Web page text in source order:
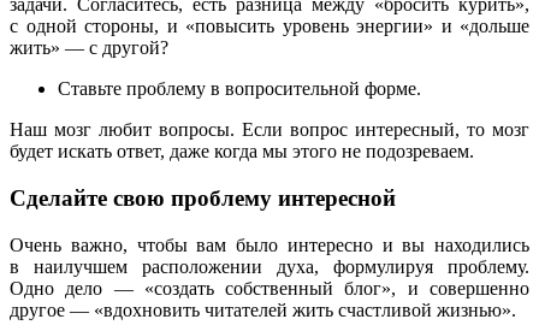
задачи. Согласитесь, есть разница между «бросить курить»,
с одной стороны, и «повысить уровень энергии» и «дольше
жить» — с другой?
Ставьте проблему в вопросительной форме.
Наш мозг любит вопросы. Если вопрос интересный, то мозг
будет искать ответ, даже когда мы этого не подозреваем.
Сделайте свою проблему интересной
Очень важно, чтобы вам было интересно и вы находились
в наилучшем расположении духа, формулируя проблему.
Одно дело — «создать собственный блог», и совершенно
другое — «вдохновить читателей жить счастливой жизнью».